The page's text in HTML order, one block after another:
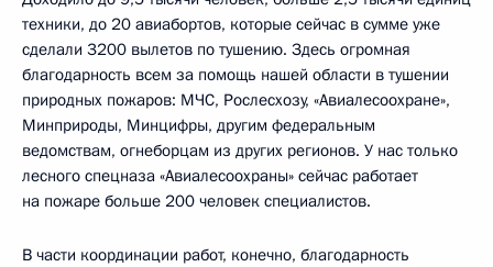
техники, до 20 авиабортов, которые сейчас в сумме уже
сделали 3200 вылетов по тушению. Здесь огромная
благодарность всем за помощь нашей области в тушении
природных пожаров: МЧС, Рослесхозу, «Авиалесоохране»,
Минприроды, Минцифры, другим федеральным
ведомствам, огнеборцам из других регионов. У нас только
лесного спецназа «Авиалесоохраны» сейчас работает
на пожаре больше 200 человек специалистов.
В части координации работ, конечно, благодарность